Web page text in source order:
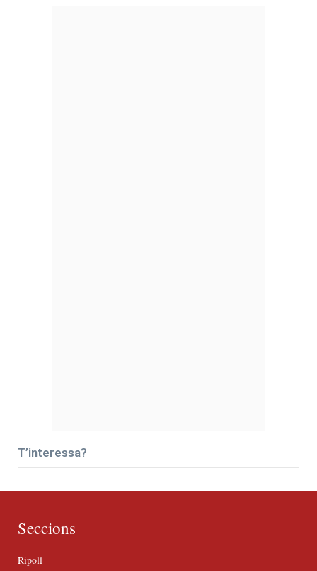
T’interessa?
Seccions
Ripoll